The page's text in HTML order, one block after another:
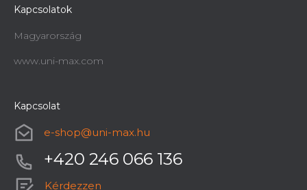
Kapcsolatok
Magyarország
www.uni-max.com
Kapcsolat
e-shop@uni-max.hu
+420 246 066 136
Kérdezzen